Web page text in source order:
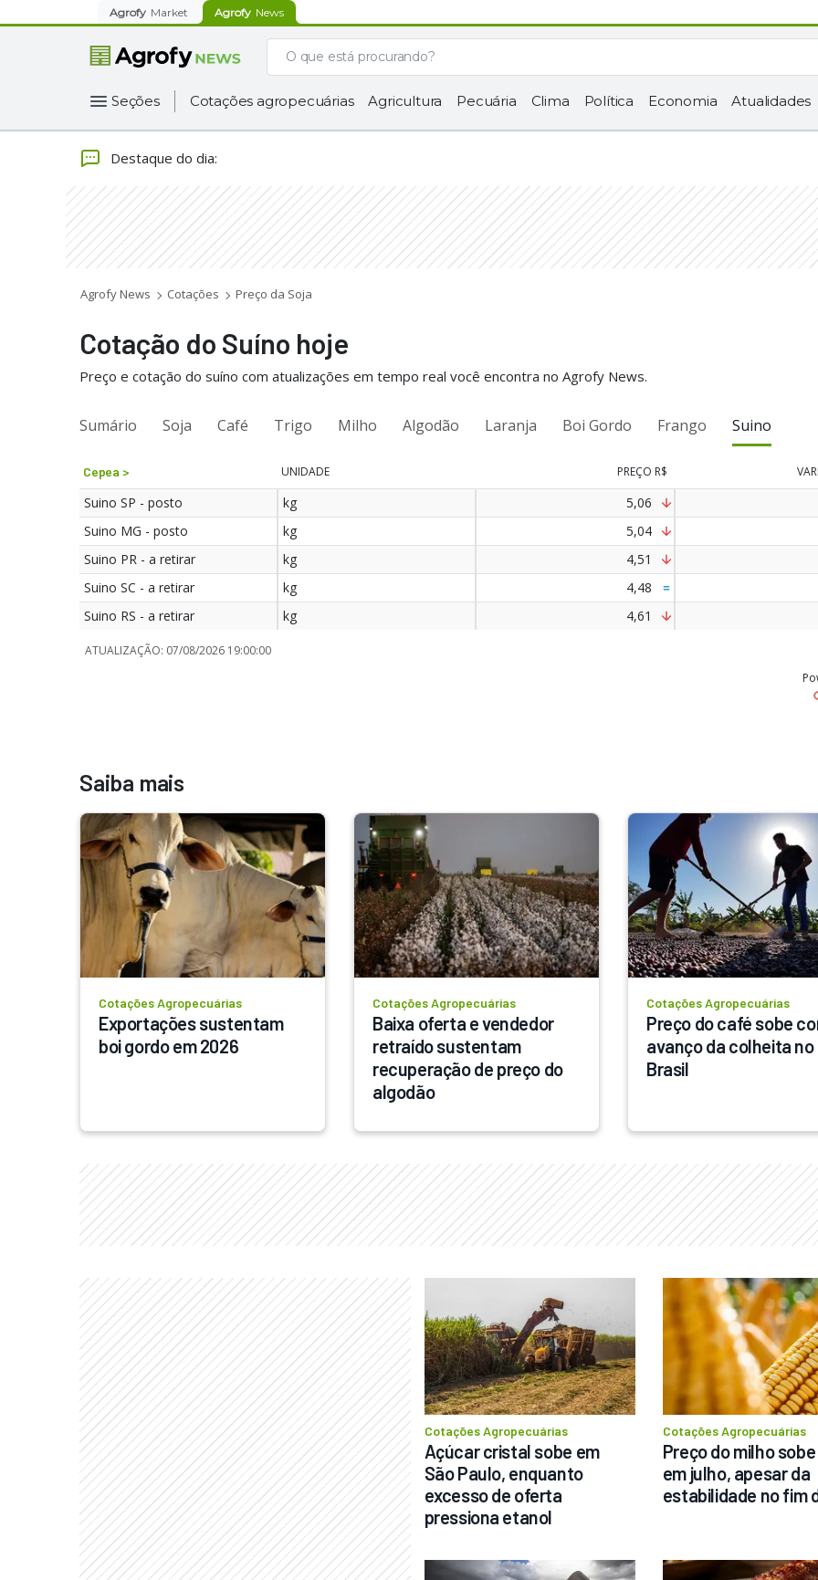
Agrofy Market Agrofy News
Seções Cotações agropecuárias Agricultura Pecuária Clima Política Economia Atualidades
Destaque do dia:
Agrofy News Cotações Preço da Soja
Cotação do Suíno hoje
Preço e cotação do suíno com atualizações em tempo real você encontra no Agrofy News.
Sumário Soja Café Trigo Milho Algodão Laranja Boi Gordo Frango Suino
Cepea > UNIDADE PREÇO R$
Suino SP - posto kg
5,06
Suino MG - posto
kg
5,04
Suino PR - a retirar
kg
4,51
Suino SC - a retirar
kg
4,48
Suino RS - a retirar
kg 4,61
ATUALIZAÇÃO: 07/08/2026 19:00:00
Saiba mais
Cotações Agropecuárias
Exportações sustentam
boi gordo em 2026
Cotações Agropecuárias
Baixa oferta e vendedor
retraído sustentam
recuperação de preço do
algodão
Cotações Agropecuárias
Preço do café sobe
avanço da colheita no
Brasil
Cotações Agropecuárias
Açúcar cristal sobe em
São Paulo, enquanto
excesso de oferta
pressiona etanol
Cotações Agropecuárias
Preço do milho
em julho, apesar da
estabilidade no fim